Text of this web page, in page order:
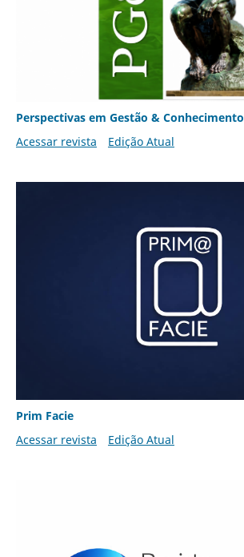
Perspectivas em Gestão & Conhecimento
Acessar revista
Edição Atual
Prim Facie
Acessar revista
Edição Atual